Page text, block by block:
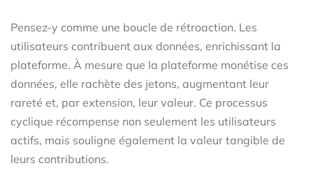
Pensez-y comme une boucle de rétroaction. Les
utilisateurs contribuent aux données, enrichissant la
plateforme. À mesure que la plateforme monétise ces
données, elle rachète des jetons, augmentant leur
rareté et, par extension, leur valeur. Ce processus
cyclique récompense non seulement les utilisateurs
actifs, mais souligne également la valeur tangible de
leurs contributions.